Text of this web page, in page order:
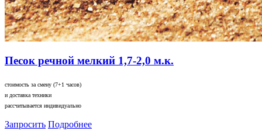
Песок речной мелкий 1,7-2,0 м.к.
стоимость за смену (7+1 часов)
и доставка техники
рассчитывается индивидуально
Запросить Подробнее